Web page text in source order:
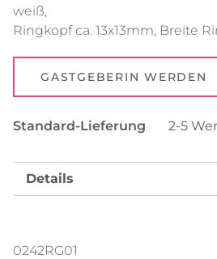
weiß,
Ringkopf ca. 13x13mm, Breite
GASTGEBERIN WERDEN
Standard-Lieferung 2-5
Details
0242RG01